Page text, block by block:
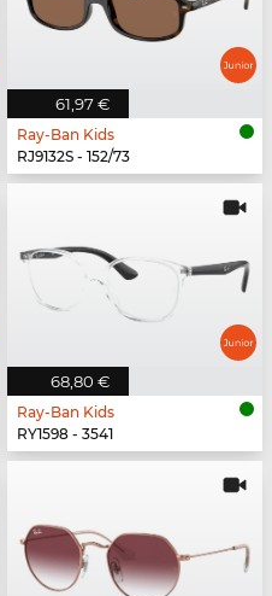
61,97 €
Ray-Ban Kids
RJ9132S - 152/73
68,80 €
Ray-Ban Kids
RY1598 - 3541